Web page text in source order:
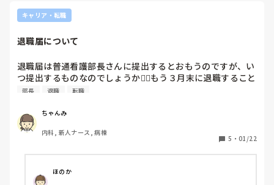
を語ってくる。（親が離婚しシングルマザーの家庭で育っ
た、母親に恩返しするためにこの仕事を頑張りたい、などな
ど）
・電話後、マッチングアプリの方を見ると相手のアカウン
トが消えている（非表示？）
違和感が一つならいいのですが、これだけ見つかると怪しい
気がします。看護師ってある程度稼ぎもあって狙われそうで
た。会うべきでしょうか？顔はマジで好みなので顔だけ見て
帰るか迷います。
キャリア・転職
退職届について
退職届は普通看護部長さんに提出するとおもうのですが、い
つ提出するものなのでしょうか😵‍💫もう３月末に退職すること
は伝えてます。
部長 退職 転職
ちゃんみ
内科, 新人ナース, 病棟
5 ・ 01/22
ほのか